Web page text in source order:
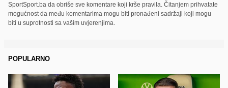
SportSport.ba da obriše sve komentare koji krše pravila. Čitanjem prihvatate
mogućnost da među komentarima mogu biti pronađeni sadržaji koji mogu
biti u suprotnosti sa vašim uvjerenjima.
POPULARNO